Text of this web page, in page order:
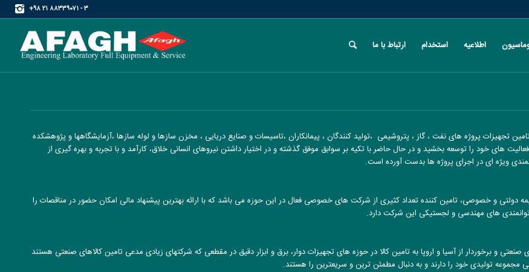
۳ - ۸۸۳۳۹۰۷۱ ۲۱ ۹۸+
اطلاعیه استخدام ارتباط با ما
تجهیزات پروژه های نفت ، گاز ، پتروشیمی ،تولید کنندگان ، پیمانکاران ،تاسیسات و صنایع دریایی ، مخزن سازها و لوله سازها ،آزمایشگاهها و پژوهشکده
های خود را توسعه بخشید و در حال حاضر با تکیه بر سوابق موفق گذشته و در اختیار داشتن نیروهای انسانی خلاق، کارآمد و با تجربه و بهره گیری از
ویژه ای در اجرای پروژه ها بدست آورده است.
و خصوصی، تامین کننده تعداد کثیری از شرکت های خصوصی فعال در این حوزه می باشد که با ارائه بهترین پیشنهاد مالی امکان حضور در مناقصات را
های مهندسی و لجستیکی این شرکت دارد.
و برخوردار از آسیا و اروپا به تامین کالا در حوزه های تجهیزات دوار، برق و ابزار دقیق در مقطعی که شرکتهای زیادی مدعی تامین کالاهای صنعتی هستند
تولیدی خود را دارند و به دنبال مطمئن ترین و سریعترین را هستند.